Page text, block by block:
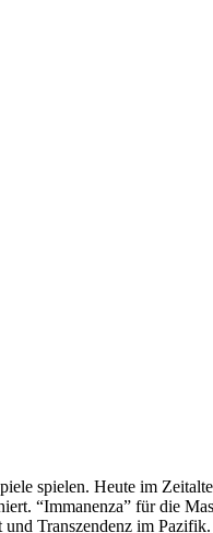
spielen. Heute im
“Immanenza” für die
Transzendenz im